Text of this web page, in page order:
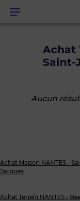
Menu
Achat
Saint-
Aucun
Achat Maison NANTES -
Jacques
Achat Terrain NANTES -